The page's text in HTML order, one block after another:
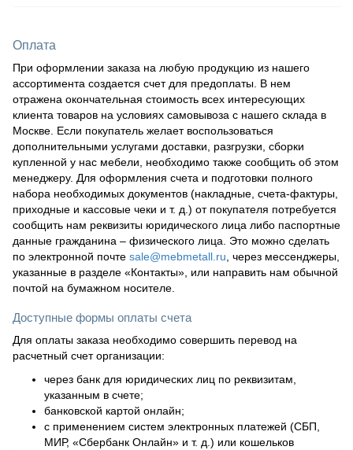
Оплата
При оформлении заказа на любую продукцию из нашего
ассортимента создается счет для предоплаты. В нем
отражена окончательная стоимость всех интересующих
клиента товаров на условиях самовывоза с нашего склада в
Москве. Если покупатель желает воспользоваться
дополнительными услугами доставки, разгрузки, сборки
купленной у нас мебели, необходимо также сообщить об этом
менеджеру. Для оформления счета и подготовки полного
набора необходимых документов (накладные, счета-фактуры,
приходные и кассовые чеки и т. д.) от покупателя потребуется
сообщить нам реквизиты юридического лица либо паспортные
данные гражданина – физического лица. Это можно сделать
по электронной почте sale@mebmetall.ru , через мессенджеры,
указанные в разделе «Контакты», или направить нам обычной
почтой на бумажном носителе.
Доступные формы оплаты счета
Для оплаты заказа необходимо совершить перевод на
расчетный счет организации:
через банк для юридических лиц по реквизитам,
указанным в счете;
банковской картой онлайн;
с применением систем электронных платежей (СБП,
МИР, «Сбербанк Онлайн» и т. д.) или кошельков